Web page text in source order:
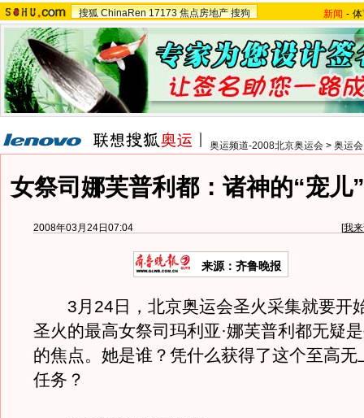
搜狐 ChinaRen 17173 焦点房地产 搜狗 新闻 -
奥运频道-2008北京奥运会 > 奥运
女祭司娜芙普利都：诸神的“宠儿
2008年03月24日07:04 [我
来源：齐鲁晚报
3月24日，北京奥运会圣火采集就要开
圣火的最高女祭司玛利亚·娜芙普利都无疑
的焦点。她是谁？凭什么获得了这个至高无
任务？